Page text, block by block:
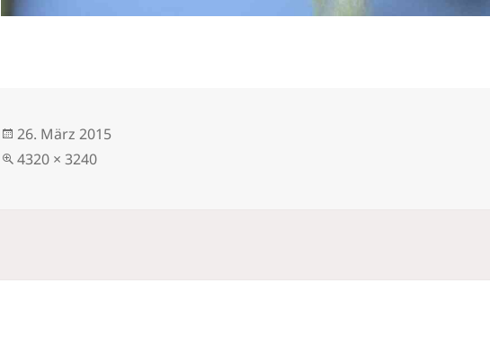
Veröffentlicht
am
26. März 2015
Volle
4320 × 3240